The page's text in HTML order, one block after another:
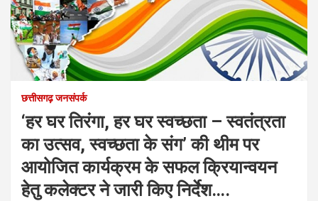
छत्तीसगढ़ जनसंपर्क
‘हर घर तिरंगा, हर घर स्वच्छता – स्वतंत्रता
का उत्सव, स्वच्छता के संग’ की थीम पर
आयोजित कार्यक्रम के सफल क्रियान्वयन
हेतु कलेक्टर ने जारी किए निर्देश….